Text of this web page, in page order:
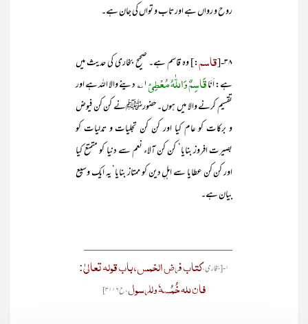
روح و رواں ہے اور تاب و تواں کی جان ہے۔
۳۸-[ قاسم:] وہ قاسم ہے۔ صحیح بخاری کی حدیث میں
ہے: اَنَاقَاسِمٌ وَاللّٰہُ مُعْطِیْ ۱؎ دینے والا اللہ ہے اور
تقسیم کرنے والا میں ہوں۔حضورﷺنے کن کن فیوض
و برکات کو عام کیا اور کن کن تجلیات و تدلیات کو
بصیرت افروز بنایا‘ کن کن آلاء نعم سے دنیا کو متمتع کیا
اور کن کن عطایا سے اہلِ دین کو ممتاز بنایا‘ یہ ایک وسیع
بیان ہے۔
___________________________
۱- [بخاری،
کتاب فرض الخمس، باب قولہ تعالیٰ:
فان للہ خُمُسہٗ وللرسول، ح۳۱۱۶]